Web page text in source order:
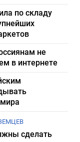
по складу
не
в интернете
сделать